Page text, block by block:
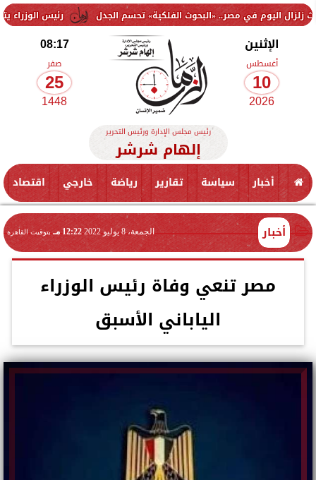
رئيس الوزراء يتابع أعمال في مصر.. «البحوث الفلكية» تحسم الجدل
الإثنين
أغسطس
10
2026
08:17
صفر
25
1448
رئيس مجلس الإدارة ورئيس التحرير
إلهام شرشر
أخبار سياسة تقارير رياضة خارجي اقتصاد
أخبار الجمعة، 8 يوليو 2022 12:22 مـ بتوقيت القاهرة
مصر تنعي وفاة رئيس الوزراء
الياباني الأسبق